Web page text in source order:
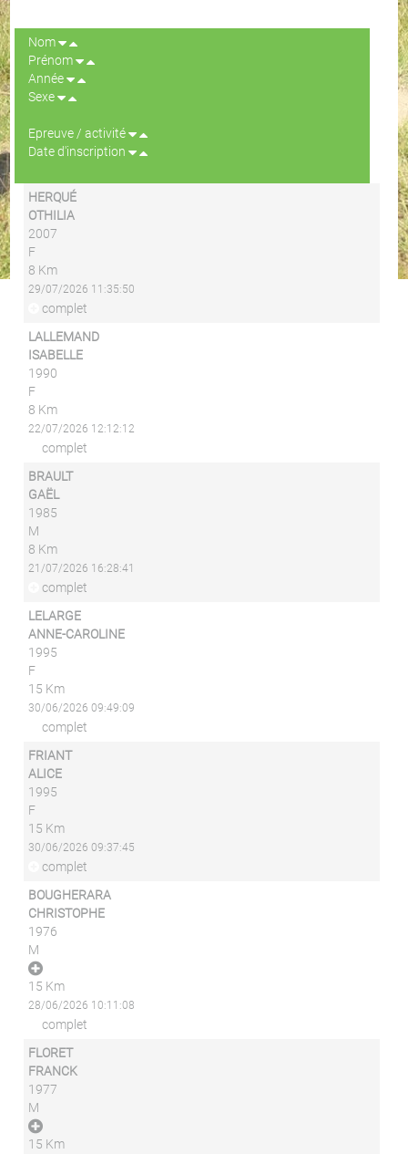
Nom
Prénom
Année
Sexe
Epreuve / activité
Date d'inscription
HERQUÉ
OTHILIA
2007
F
8 Km
29/07/2026 11:35:50
complet
LALLEMAND
ISABELLE
1990
F
8 Km
22/07/2026 12:12:12
complet
BRAULT
GAËL
1985
M
8 Km
21/07/2026 16:28:41
complet
LELARGE
ANNE-CAROLINE
1995
F
15 Km
30/06/2026 09:49:09
complet
FRIANT
ALICE
1995
F
15 Km
30/06/2026 09:37:45
complet
BOUGHERARA
CHRISTOPHE
1976
M
15 Km
28/06/2026 10:11:08
complet
FLORET
FRANCK
1977
M
15 Km